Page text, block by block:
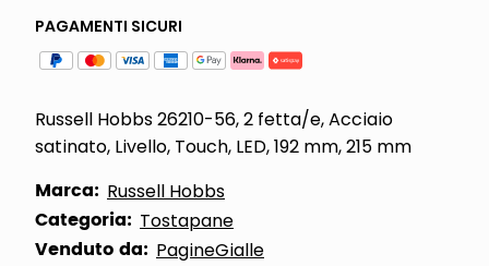
PAGAMENTI SICURI
Russell Hobbs 26210-56, 2 fetta/e, Acciaio
satinato, Livello, Touch, LED, 192 mm, 215 mm
Marca: Russell Hobbs
Categoria: Tostapane
Venduto da: PagineGialle